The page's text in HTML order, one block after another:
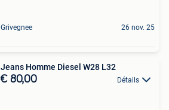
Grivegnee 26 nov. 25
Jeans Homme Diesel W28 L32
€ 80,00 Détails